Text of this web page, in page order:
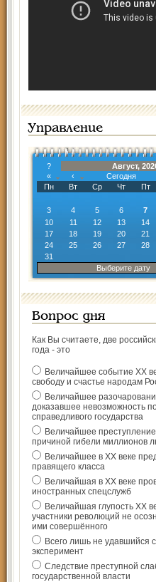
Управление
?
Август,
«
‹ Сегодня
Пн
Вт Ср Чт Пт
3
4 5 6 7
10
11 12 13 14
17
18 19 20 21
24
25 26 27 28
31
Выберите дату
Вопрос дня
Как Вы считаете, две
года - это
Величайшее событие ХХ
свободу и счастье народам
Величайшее
доказавшее невозможность
справедливого государства
Величайшее
причиной гибели миллионов
Величайшее в ХХ веке
правящего класса
Величайшая в ХХ веке
иностранных спецслужб
Величайшая глупость ХХ
участники революций не
ими совершённого
Всего лишь не удавшийся
эксперимент
Следствие преступной
государственной власти